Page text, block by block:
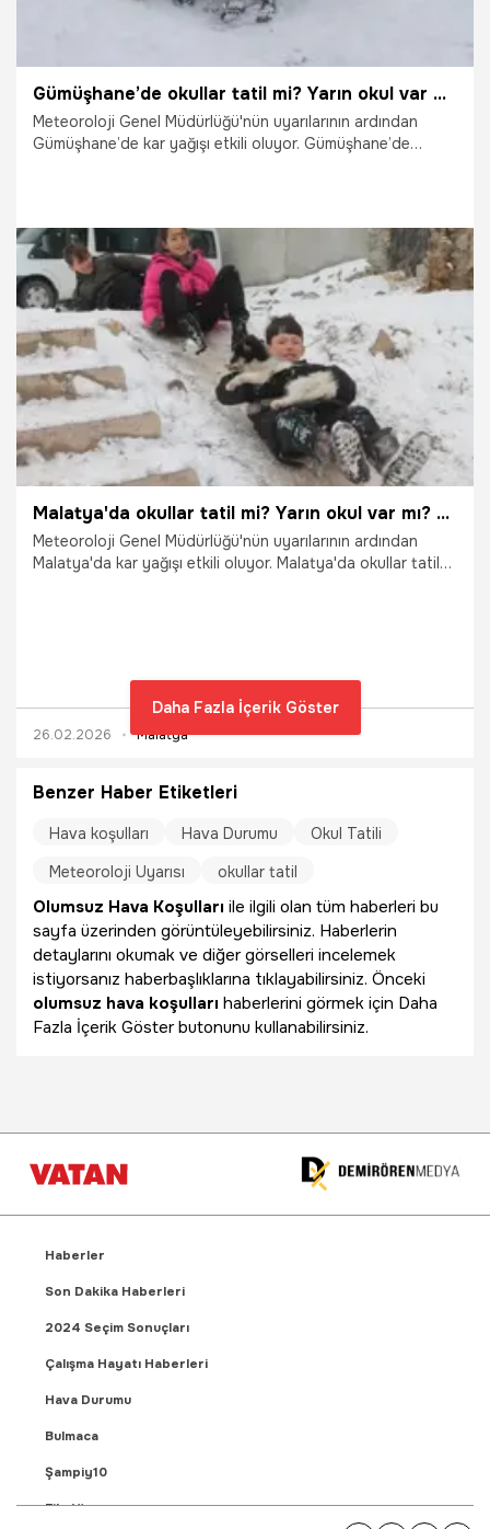
Gümüşhane’de okullar tatil mi? Yarın okul var mı? 27 Şubat 2026 Cuma Gümüşhane’de okullar tatil edildi mi? Açıklama geldi
Meteoroloji Genel Müdürlüğü'nün uyarılarının ardından
Gümüşhane’de kar yağışı etkili oluyor. Gümüşhane’de
26.02.2026 Gündem
Malatya'da okullar tatil mi? Yarın okul var mı? 27 Şubat 2026 Cuma Malatya'da okullar tatil edildi mi? Açıklama geldi
Meteoroloji Genel Müdürlüğü'nün uyarılarının ardından
Malatya'da kar yağışı etkili oluyor. Malatya'da okullar tatil
26.02.2026 Malatya
Daha Fazla İçerik Göster
Benzer Haber Etiketleri
Hava koşulları Hava Durumu
Okul Tatili
Meteoroloji Uyarısı
okullar tatil
Olumsuz Hava Koşulları ile ilgili olan tüm haberleri bu
sayfa üzerinden görüntüleyebilirsiniz. Haberlerin
detaylarını okumak ve diğer görselleri incelemek
istiyorsanız haberbaşlıklarına tıklayabilirsiniz. Önceki
olumsuz hava koşulları haberlerini görmek için Daha
Fazla İçerik Göster butonunu kullanabilirsiniz.
Haberler
Son Dakika Haberleri
2024 Seçim Sonuçları
Çalışma Hayatı Haberleri
Hava Durumu
Bulmaca
Şampiy10
Fikstür